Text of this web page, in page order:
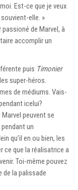
Est-ce que je veux
elle. »
de Marvel, à
accomplir un
puis Timonier
super-héros.
de médiums. Vais-
icelui?
peuvent se
un
qu’il en ou bien, les
ce que la réalisatrice a
Toi-même pouvez
de la palissade